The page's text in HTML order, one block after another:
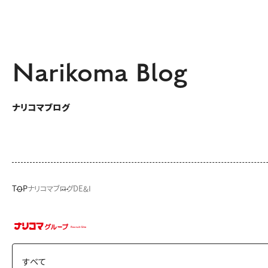
Narikoma Blog
ナリコマブログ
TOPナリコマブログDE&I